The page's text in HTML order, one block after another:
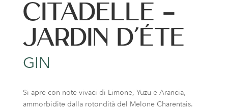
CITADELLE –
JARDIN D’ÉTE
GIN
Si apre con note vivaci di Limone, Yuzu e Arancia,
ammorbidite dalla rotondità del Melone Charentais.